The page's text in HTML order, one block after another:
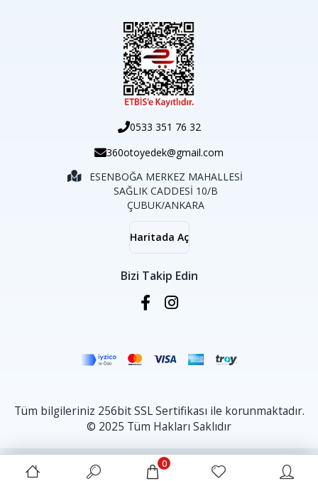
0533 351 76 32
360otoyedek@gmail.com
ESENBOĞA MERKEZ MAHALLESİ
SAĞLIK CADDESİ 10/B
ÇUBUK/ANKARA
Haritada Aç
Bizi Takip Edin
Tüm bilgileriniz 256bit SSL Sertifikası ile korunmaktadır.
© 2025 Tüm Hakları Saklıdır
0